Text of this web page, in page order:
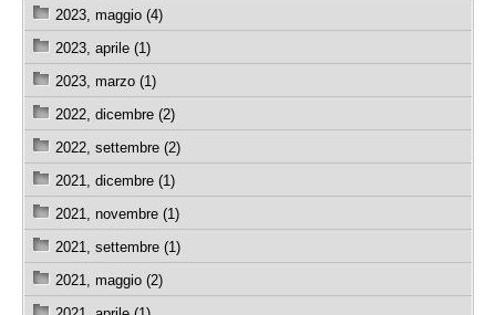
2023, maggio (4)
2023, aprile (1)
2023, marzo (1)
2022, dicembre (2)
2022, settembre (2)
2021, dicembre (1)
2021, novembre (1)
2021, settembre (1)
2021, maggio (2)